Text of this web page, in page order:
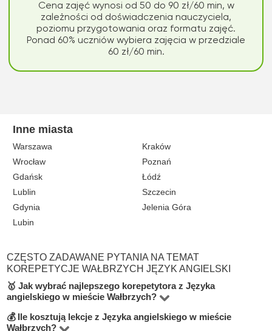
Cena zajęć wynosi od 50 do 90 zł/60 min, w
zależności od doświadczenia nauczyciela,
poziomu przygotowania oraz formatu zajęć.
Ponad 60% uczniów wybiera zajęcia w przedziale
60 zł/60 min.
Inne miasta
Warszawa
Kraków
Wrocław
Poznań
Gdańsk
Łódź
Lublin
Szczecin
Gdynia
Jelenia Góra
Lubin
CZĘSTO ZADAWANE PYTANIA NA TEMAT
KOREPETYCJE WAŁBRZYCH JĘZYK ANGIELSKI
🥇 Jak wybrać najlepszego korepetytora z Języka
angielskiego w mieście Wałbrzych?
Na platformie BUKI znajdziesz 6 korepetytorów
💰 Ile kosztują lekcje z Języka angielskiego w mieście
Wałbrzych?